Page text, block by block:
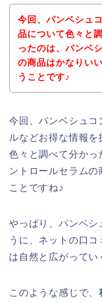
今回、パンベシュ
品について色々と
ったのは、パンベ
の商品はかなりい
うことです♪
今回、パンベシュコ
ルなどお得な情報を
色々と調べて分かっ
ントロールセラムの
ことですね♪
やっぱり、パンベシ
うに、ネットの口
は自然と広がってい
このような感じで